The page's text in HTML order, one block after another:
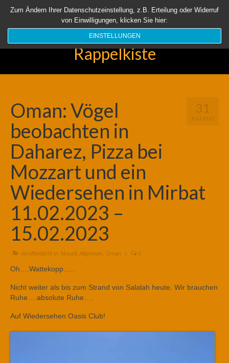
Startseite Aktuell Über uns Unsere Rappelkiste Länder
Suchen
Rappelkiste
31
JULI 2023
Oman: Vögel
beobachten in
Daharez, Pizza bei
Mozzart und ein
Wiedersehen in Mirbat
11.02.2023 –
15.02.2023
Veröffentlicht in: Aktuell Allgemein Oman | 0
Oh….Wattekopp…..
Nicht weiter als bis zum Strand von Salalah heute. Wir brauchen
Ruhe….absolute Ruhe….
Auf Wiedersehen Oasis Club!
Zum Ändern Ihrer Datenschutzeinstellung, z.B. Erteilung oder Widerruf
von Einwilligungen, klicken Sie hier:
EINSTELLUNGEN